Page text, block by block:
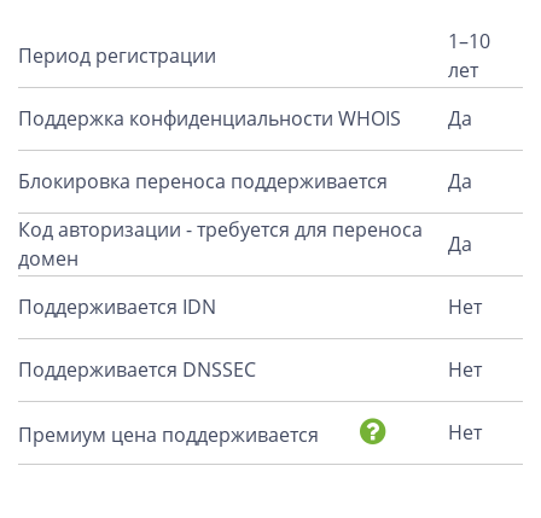
Период регистрации
1–10
лет
Поддержка конфиденциальности WHOIS
Да
Блокировка переноса поддерживается
Да
Код авторизации - требуется для переноса
домен
Да
Поддерживается IDN Нет
Поддерживается DNSSEC Нет
Премиум цена поддерживается Нет